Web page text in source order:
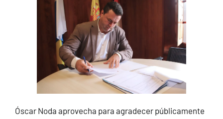
Óscar Noda aprovecha para agradecer públicamente